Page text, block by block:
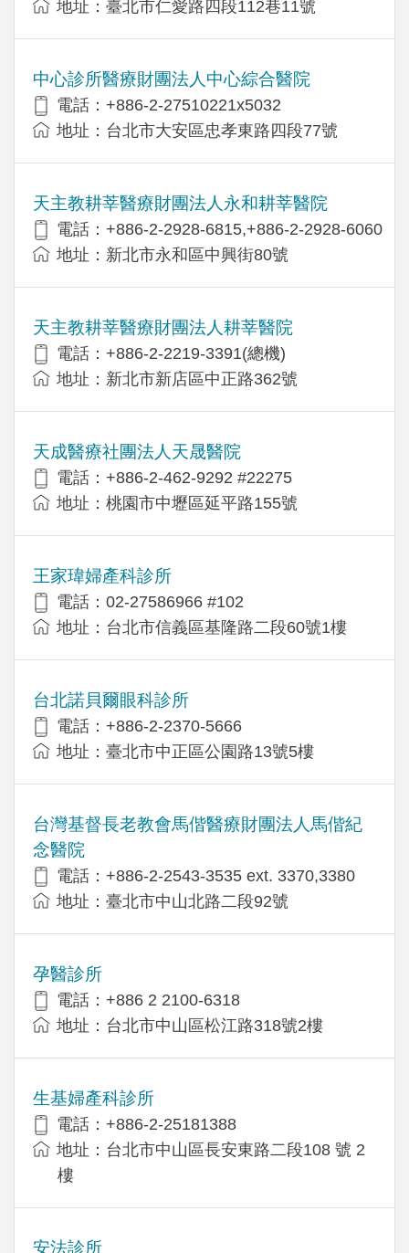
地址：臺北市仁愛路四段112巷11號
中心診所醫療財團法人中心綜合醫院
電話：+886-2-27510221x5032
地址：台北市大安區忠孝東路四段77號
天主教耕莘醫療財團法人永和耕莘醫院
電話：+886-2-2928-6815,+886-2-2928-6060
地址：新北市永和區中興街80號
天主教耕莘醫療財團法人耕莘醫院
電話：+886-2-2219-3391(總機)
地址：新北市新店區中正路362號
天成醫療社團法人天晟醫院
電話：+886-2-462-9292 #22275
地址：桃園市中壢區延平路155號
王家瑋婦產科診所
電話：02-27586966 #102
地址：台北市信義區基隆路二段60號1樓
台北諾貝爾眼科診所
電話：+886-2-2370-5666
地址：臺北市中正區公園路13號5樓
台灣基督長老教會馬偕醫療財團法人馬偕紀
念醫院
電話：+886-2-2543-3535 ext. 3370,3380
地址：臺北市中山北路二段92號
孕醫診所
電話：+886 2 2100-6318
地址：台北市中山區松江路318號2樓
生基婦產科診所
電話：+886-2-25181388
地址：台北市中山區長安東路二段108 號 2
樓
安法診所